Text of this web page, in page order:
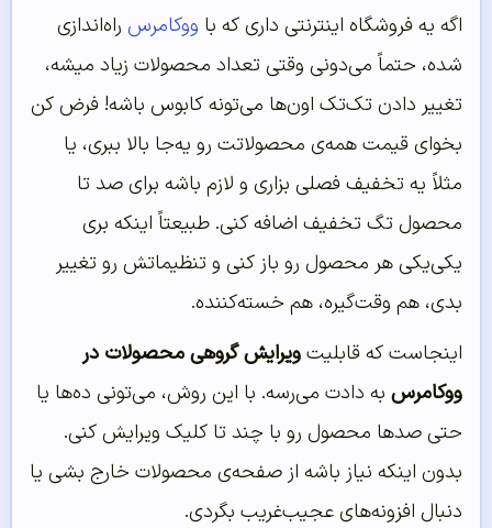
اگه یه فروشگاه اینترنتی داری که با ووکامرس راه‌اندازی
شده، حتماً می‌دونی وقتی تعداد محصولات زیاد میشه،
تغییر دادن تک‌تک اون‌ها می‌تونه کابوس باشه! فرض کن
بخوای قیمت همه‌ی محصولاتت رو یه‌جا بالا ببری، یا
مثلاً یه تخفیف فصلی بزاری و لازم باشه برای صد تا
محصول تگ تخفیف اضافه کنی. طبیعتاً اینکه بری
یکی‌یکی هر محصول رو باز کنی و تنظیماتش رو تغییر
بدی، هم وقت‌گیره، هم خسته‌کننده.
اینجاست که قابلیتویرایش گروهی محصولات در
ووکامرس به دادت می‌رسه. با این روش، می‌تونی ده‌ها یا
حتی صدها محصول رو با چند تا کلیک ویرایش کنی.
بدون اینکه نیاز باشه از صفحه‌ی محصولات خارج بشی یا
دنبال افزونه‌های عجیب‌غریب بگردی.